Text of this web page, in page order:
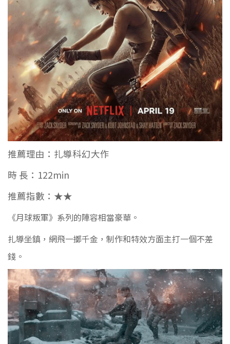
推薦理由： 扎導科幻大作
時 長： 122min
推薦指數： ★★
《月球叛軍》系列的陣容相當豪華。
扎導坐鎮，網飛一擲千金， 制作和特效方面主打一個不差
錢。